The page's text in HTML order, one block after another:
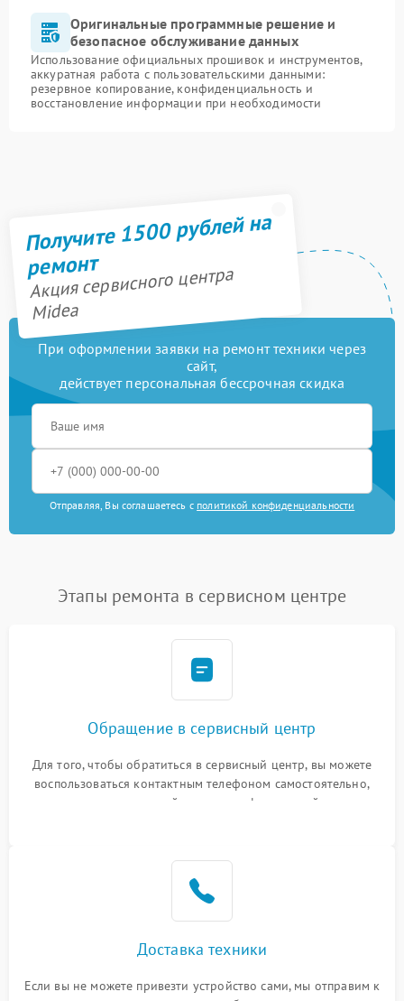
Оригинальные программные решение и
безопасное обслуживание данных
Использование официальных прошивок и инструментов,
аккуратная работа с пользовательскими данными:
резервное копирование, конфиденциальность и
восстановление информации при необходимости
Получите 1500 рублей на
ремонт
Акция сервисного центра
Midea
При оформлении заявки на ремонт техники через
сайт,
действует персональная бессрочная скидка
Отправляя, Вы соглашаетесь с политикой конфиденциальности
Этапы ремонта в сервисном центре
Обращение в сервисный центр
Для того, чтобы обратиться в сервисный центр, вы можете
воспользоваться контактным телефоном самостоятельно,
или оставить свой номер телефона на сайте
Доставка техники
Если вы не можете привезти устройство сами, мы отправим к